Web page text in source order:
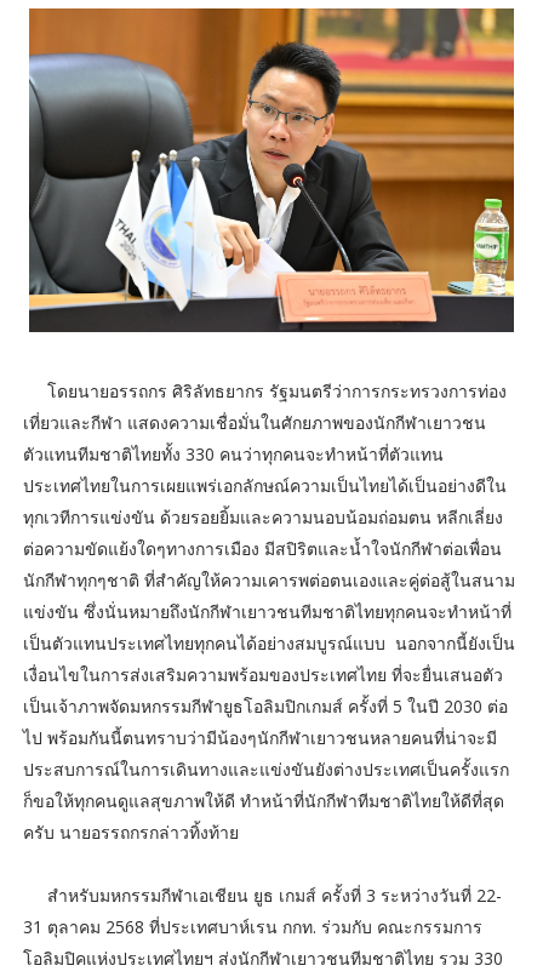
โดยนายอรรถกร ศิริลัทธยากร รัฐมนตรีว่าการกระทรวงการท่อง
เที่ยวและกีฬา แสดงความเชื่อมั่นในศักยภาพของนักกีฬาเยาวชน
ตัวแทนทีมชาติไทยทั้ง 330 คนว่าทุกคนจะทำหน้าที่ตัวแทน
ประเทศไทยในการเผยแพร่เอกลักษณ์ความเป็นไทยได้เป็นอย่างดีใน
ทุกเวทีการแข่งขัน ด้วยรอยยิ้มและความนอบน้อมถ่อมตน หลีกเลี่ยง
ต่อความขัดแย้งใดๆทางการเมือง มีสปิริตและน้ำใจนักกีฬาต่อเพื่อน
นักกีฬาทุกๆชาติ ที่สำคัญให้ความเคารพต่อตนเองและคู่ต่อสู้ในสนาม
แข่งขัน ซึ่งนั่นหมายถึงนักกีฬาเยาวชนทีมชาติไทยทุกคนจะทำหน้าที่
เป็นตัวแทนประเทศไทยทุกคนได้อย่างสมบูรณ์แบบ นอกจากนี้ยังเป็น
เงื่อนไขในการส่งเสริมความพร้อมของประเทศไทย ที่จะยื่นเสนอตัว
เป็นเจ้าภาพจัดมหกรรมกีฬายูธโอลิมปิกเกมส์ ครั้งที่ 5 ในปี 2030 ต่อ
ไป พร้อมกันนี้ตนทราบว่ามีน้องๆนักกีฬาเยาวชนหลายคนที่น่าจะมี
ประสบการณ์ในการเดินทางและแข่งขันยังต่างประเทศเป็นครั้งแรก
ก็ขอให้ทุกคนดูแลสุขภาพให้ดี ทำหน้าที่นักกีฬาทีมชาติไทยให้ดีที่สุด
ครับ นายอรรถกรกล่าวทิ้งท้าย
สำหรับมหกรรมกีฬาเอเชียน ยูธ เกมส์ ครั้งที่ 3 ระหว่างวันที่ 22-
31 ตุลาคม 2568 ที่ประเทศบาห์เรน กกท. ร่วมกับ คณะกรรมการ
โอลิมปิคแห่งประเทศไทยฯ ส่งนักกีฬาเยาวชนทีมชาติไทย รวม 330